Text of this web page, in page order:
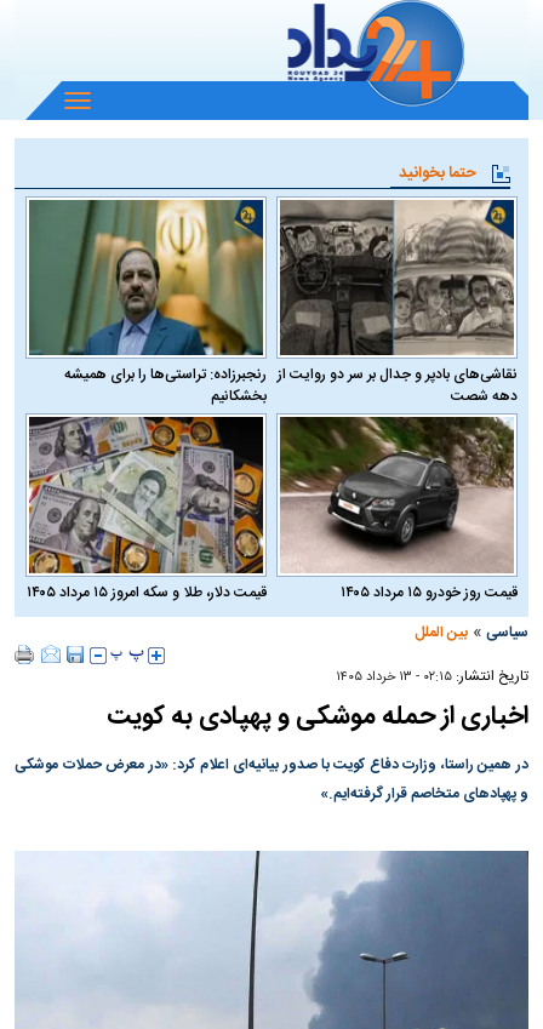
باز
و
منو
حتما بخوانید
نقاشی‌های بادپر و جدال بر سر دو روایت از
دهه شصت
رنجبرزاده: تراستی‌ها را برای همیشه
بخشکانیم
قیمت روز خودرو ۱۵ مرداد ۱۴۰۵
قیمت دلار، طلا و سکه امروز ۱۵ مرداد ۱۴۰۵
سیاسی »بین الملل
تاریخ انتشار:۰۲:۱۵ - ۱۳ خرداد ۱۴۰۵
اخباری از حمله موشکی و پهپادی به کویت
در همین راستا، وزارت دفاع کویت با صدور بیانیه‌ای اعلام کرد: «در معرض حملات موشکی
و پهپادهای متخاصم قرار گرفته‌ایم.»